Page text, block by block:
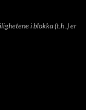
i blokka (t.h .) er